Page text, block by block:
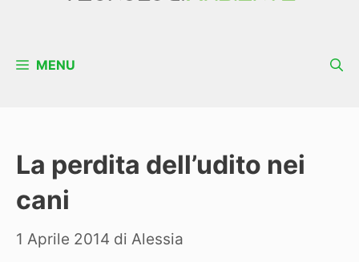
MENU
La perdita dell’udito nei
cani
1 Aprile 2014 di Alessia